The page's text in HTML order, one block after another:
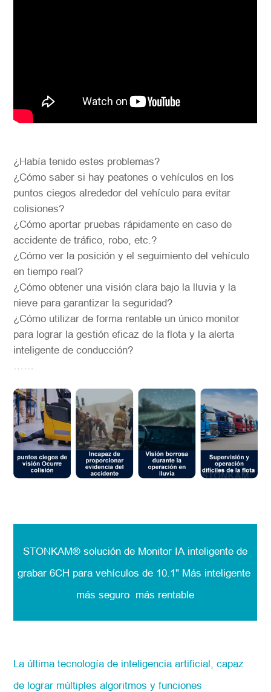
¿Había tenido estes problemas?
¿Cómo saber si hay peatones o vehículos en los
puntos ciegos alrededor del vehículo para evitar
colisiones?
¿Cómo aportar pruebas rápidamente en caso de
accidente de tráfico, robo, etc.?
¿Cómo ver la posición y el seguimiento del vehículo
en tiempo real?
¿Cómo obtener una visión clara bajo la lluvia y la
nieve para garantizar la seguridad?
¿Cómo utilizar de forma rentable un único monitor
para lograr la gestión eficaz de la flota y la alerta
inteligente de conducción?
……
STONKAM® solución de Monitor IA inteligente de
grabar 6CH para vehículos de 10.1" Más inteligente
más seguro más rentable
La última tecnología de inteligencia artificial, capaz
de lograr múltiples algoritmos y funciones